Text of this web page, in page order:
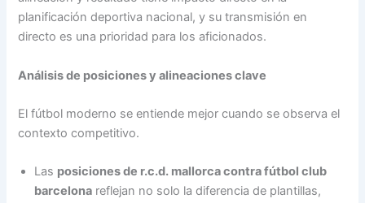
planificación deportiva nacional, y su transmisión en
directo es una prioridad para los aficionados.
Análisis de posiciones y alineaciones clave
El fútbol moderno se entiende mejor cuando se observa el
contexto competitivo.
Las posiciones de r.c.d. mallorca contra fútbol club
barcelona reflejan no solo la diferencia de plantillas,